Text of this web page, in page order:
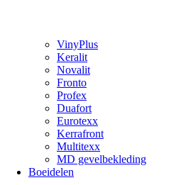
VinyPlus
Keralit
Novalit
Fronto
Profex
Duafort
Eurotexx
Kerrafront
Multitexx
MD gevelbekleding
Boeidelen